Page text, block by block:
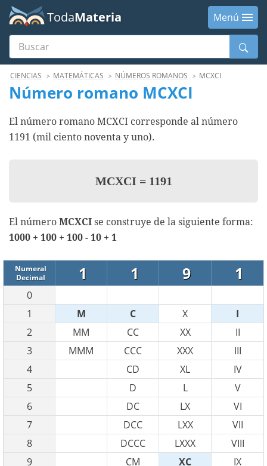
TodaMateria
Menú
Buscar
MenúCIENCIAS MATEMÁTICAS NÚMEROS ROMANOS MCXCI
Número romano MCXCI
El número romano MCXCI corresponde al número
1191 (mil ciento noventa y uno).
MCXCI =1191
El número MCXCI se construye de la siguiente forma:
1000 + 100 + 100 - 10 + 1
Numeral
Decimal
1 1 9 1
0
1
M C X
I
2
MM CC XX
II
3
MMM CCC XXX
III
4
CD XL
IV
5
D L
V
6
DC LX
VI
7
DCC LXX
VII
8
DCCC LXXX
VIII
9
CM XC IX